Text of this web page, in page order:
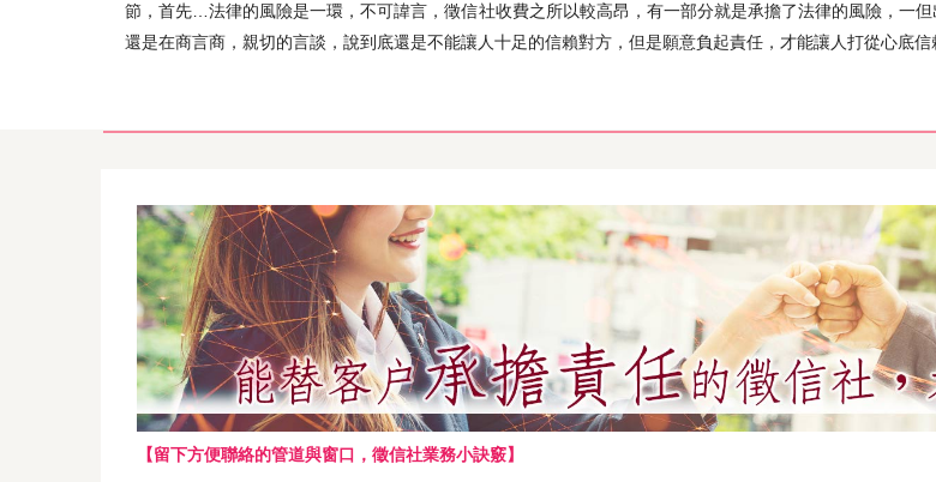
節，首先…法律的風險是一環，不可諱言，徵信社收費之所以較高昂，有一部分就是承擔了法律的風險，一
還是在商言商，親切的言談，說到底還是不能讓人十足的信賴對方，但是願意負起責任，才能讓人打從心底信
【留下方便聯絡的管道與窗口，徵信社業務小訣竅】